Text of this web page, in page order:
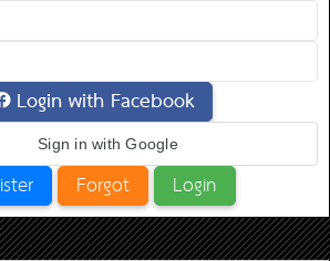
Login with Facebook
Sign in with Google